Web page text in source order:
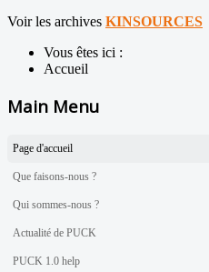
Voir les archives KINSOURCES
Vous êtes ici :
Accueil
Main Menu
Page d'accueil
Que faisons-nous ?
Qui sommes-nous ?
Actualité de PUCK
PUCK 1.0 help